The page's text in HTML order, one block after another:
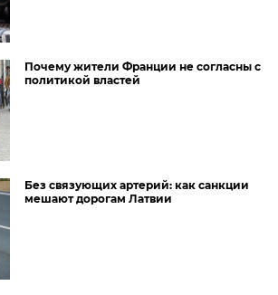
Почему жители Франции не согласны с
политикой властей
Без связующих артерий: как санкции
мешают дорогам Латвии